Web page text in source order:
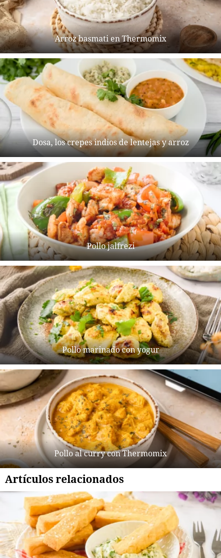
Arroz basmati en Thermomix
Dosa, los crepes indios de lentejas y arroz
Pollo jalfrezi
Pollo marinado con yogur
Pollo al curry con Thermomix
Artículos relacionados